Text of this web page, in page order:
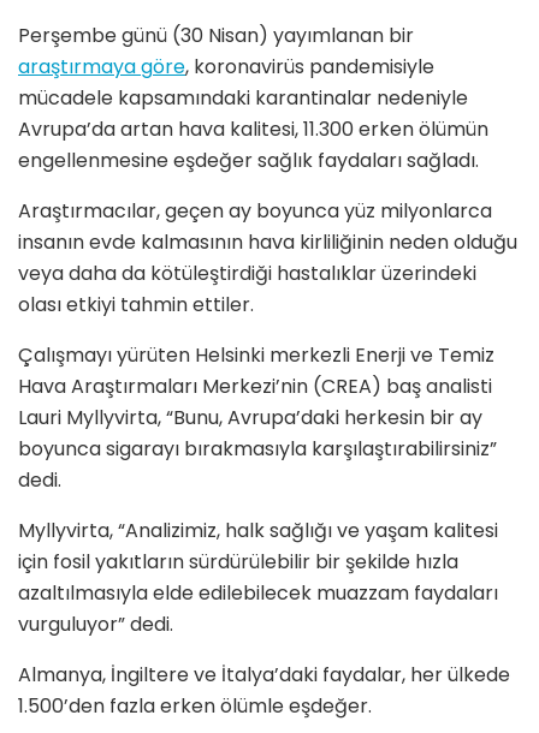
Perşembe günü (30 Nisan) yayımlanan bir
araştırmaya göre, koronavirüs pandemisiyle
mücadele kapsamındaki karantinalar nedeniyle
Avrupa’da artan hava kalitesi, 11.300 erkenölümün
engellenmesine eşdeğer sağlık faydaları sağladı.
Araştırmacılar, geçen ay boyunca yüz milyonlarca
insanın evde kalmasının hava kirliliğinin neden olduğu
veya daha da kötüleştirdiği hastalıklar üzerindeki
olası etkiyi tahmin ettiler.
Çalışmayı yürüten Helsinki merkezli Enerji ve Temiz
Hava Araştırmaları Merkezi’nin (CREA) baş analisti
Lauri Myllyvirta,“Bunu, Avrupa’daki herkesin bir ay
boyunca sigarayı bırakmasıyla karşılaştırabilirsiniz”
dedi.
Myllyvirta,“Analizimiz, halk sağlığı ve yaşam kalitesi
için fosil yakıtların sürdürülebilir bir şekilde hızla
azaltılmasıyla elde edilebilecek muazzam faydaları
vurguluyor” dedi.
Almanya, İngiltere ve İtalya’daki faydalar, her ülkede
1.500’den fazla erkenölümle eşdeğer.